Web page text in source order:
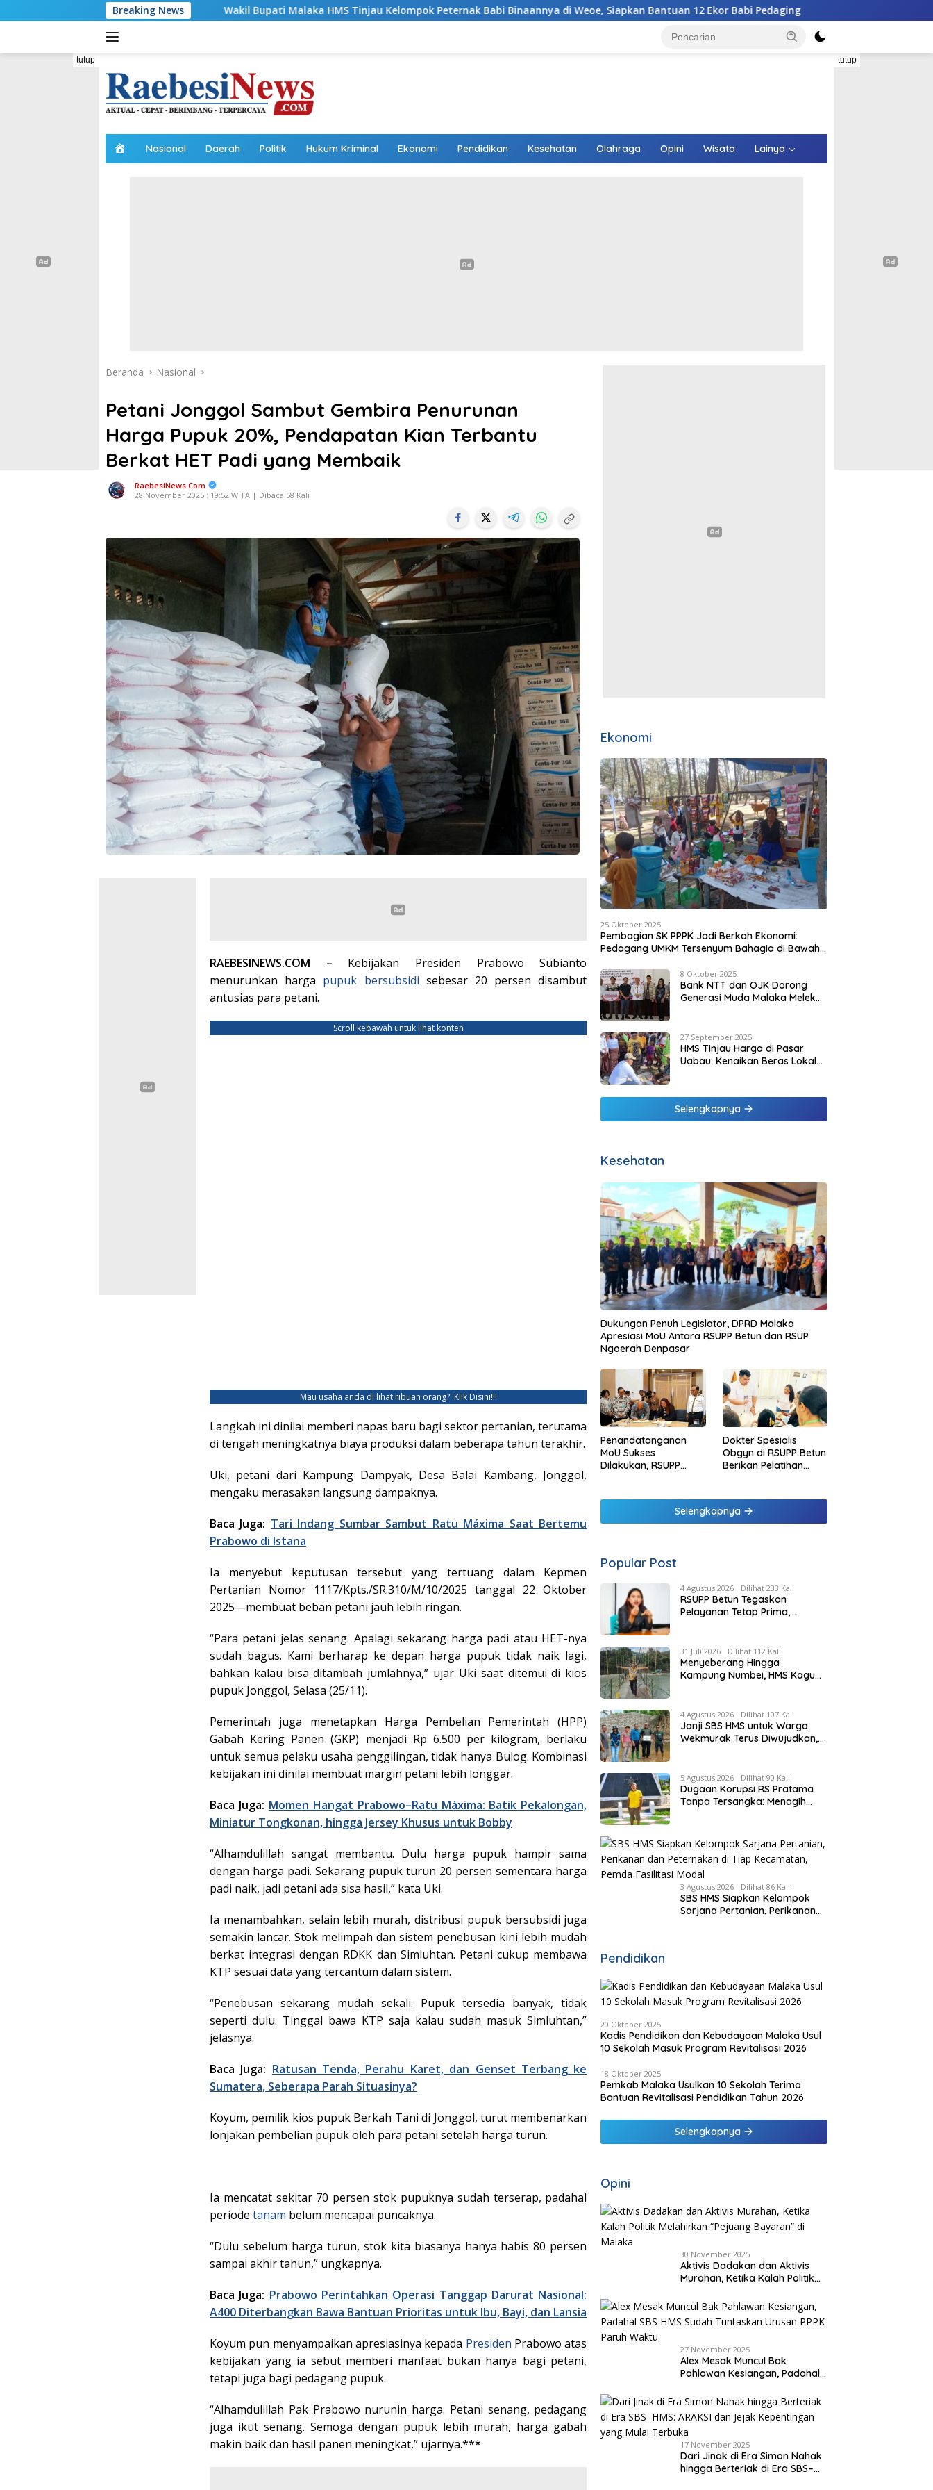
ke
Breaking News
Wakil Bupati Malaka HMS Tinjau Kelompok Peternak Babi Binaannya di Weoe, Siapkan Bantuan 12 Ekor Babi Pedaging RSUPP Betun Gelar Sayembara Desain
tutup tutup
o
Nasional Daerah Politik Hukum Kriminal Ekonomi Pendidikan Kesehatan Olahraga Opini Wisata Lainya
Beranda Nasional
Petani Jonggol Sambut Gembira Penurunan
Harga Pupuk 20%, Pendapatan Kian Terbantu
Berkat HET Padi yang Membaik
RaebesiNews.Com
28 November 2025 : 19:52 WITA | Dibaca 58 Kali
RAEBESINEWS.COM – Kebijakan Presiden Prabowo Subianto
menurunkan harga pupuk bersubsidi sebesar 20 persen disambut
antusias para petani.
Scroll kebawah untuk lihat konten
Mau usaha anda di lihat ribuan orang?Klik Disini!!!
Langkah ini dinilai memberi napas baru bagi sektor pertanian, terutama
di tengah meningkatnya biaya produksi dalam beberapa tahun terakhir.
Uki, petani dari Kampung Dampyak, Desa Balai Kambang, Jonggol,
mengaku merasakan langsung dampaknya.
Baca Juga: Tari Indang Sumbar Sambut Ratu Máxima Saat Bertemu
Prabowo di Istana
Ia menyebut keputusan tersebut yang tertuang dalam Kepmen
Pertanian Nomor 1117/Kpts./SR.310/M/10/2025 tanggal 22 Oktober
2025—membuat beban petani jauh lebih ringan.
“Para petani jelas senang. Apalagi sekarang harga padi atau HET-nya
sudah bagus. Kami berharap ke depan harga pupuk tidak naik lagi,
bahkan kalau bisa ditambah jumlahnya,” ujar Uki saat ditemui di kios
pupuk Jonggol, Selasa (25/11).
Pemerintah juga menetapkan Harga Pembelian Pemerintah (HPP)
Gabah Kering Panen (GKP) menjadi Rp 6.500 per kilogram, berlaku
untuk semua pelaku usaha penggilingan, tidak hanya Bulog. Kombinasi
kebijakan ini dinilai membuat margin petani lebih longgar.
Baca Juga: Momen Hangat Prabowo–Ratu Máxima: Batik Pekalongan,
Miniatur Tongkonan, hingga Jersey Khusus untuk Bobby
“Alhamdulillah sangat membantu. Dulu harga pupuk hampir sama
dengan harga padi. Sekarang pupuk turun 20 persen sementara harga
padi naik, jadi petani ada sisa hasil,” kata Uki.
Ia menambahkan, selain lebih murah, distribusi pupuk bersubsidi juga
semakin lancar. Stok melimpah dan sistem penebusan kini lebih mudah
berkat integrasi dengan RDKK dan Simluhtan. Petani cukup membawa
KTP sesuai data yang tercantum dalam sistem.
“Penebusan sekarang mudah sekali. Pupuk tersedia banyak, tidak
seperti dulu. Tinggal bawa KTP saja kalau sudah masuk Simluhtan,”
jelasnya.
Baca Juga: Ratusan Tenda, Perahu Karet, dan Genset Terbang ke
Sumatera, Seberapa Parah Situasinya?
Koyum, pemilik kios pupuk Berkah Tani di Jonggol, turut membenarkan
lonjakan pembelian pupuk oleh para petani setelah harga turun.
Ia mencatat sekitar 70 persen stok pupuknya sudah terserap, padahal
periode tanam belum mencapai puncaknya.
“Dulu sebelum harga turun, stok kita biasanya hanya habis 80 persen
sampai akhir tahun,” ungkapnya.
Baca Juga: Prabowo Perintahkan Operasi Tanggap Darurat Nasional:
A400 Diterbangkan Bawa Bantuan Prioritas untuk Ibu, Bayi, dan Lansia
Koyum pun menyampaikan apresiasinya kepada Presiden Prabowo atas
kebijakan yang ia sebut memberi manfaat bukan hanya bagi petani,
tetapi juga bagi pedagang pupuk.
“Alhamdulillah Pak Prabowo nurunin harga. Petani senang, pedagang
juga ikut senang. Semoga dengan pupuk lebih murah, harga gabah
makin baik dan hasil panen meningkat,” ujarnya.***
Ekonomi
25 Oktober 2025
Pembagian SK PPPK Jadi Berkah Ekonomi:
Pedagang UMKM Tersenyum Bahagia di Bawah
8 Oktober 2025
Bank NTT dan OJK Dorong
Generasi Muda Malaka Melek
27 September 2025
HMS Tinjau Harga di Pasar
Uabau: Kenaikan Beras Lokal
Selengkapnya
Kesehatan
Dukungan Penuh Legislator, DPRD Malaka
Apresiasi MoU Antara RSUPP Betun dan RSUP
Ngoerah Denpasar
Penandatanganan
MoU Sukses
Dilakukan, RSUPP
Ngoerah
Dokter Spesialis
Obgyn di RSUPP Betun
Berikan Pelatihan
Persalinan Bagi
Tenaga Kesehatan di
Selengkapnya
Popular Post
4 Agustus 2026 Dilihat 233 Kali
RSUPP Betun Tegaskan
Pelayanan Tetap Prima,
Penuhnya ICU RS Tujuan
31 Juli 2026 Dilihat 112 Kali
Menyeberang Hingga
Kampung Numbei, HMS Kagum
Rampung
4 Agustus 2026 Dilihat 107 Kali
Janji SBS HMS untuk Warga
Wekmurak Terus Diwujudkan,
Rp4,57 Miliar
5 Agustus 2026 Dilihat 90 Kali
Dugaan Korupsi RS Pratama
Tanpa Tersangka: Menagih
3 Agustus 2026 Dilihat 86 Kali
SBS HMS Siapkan Kelompok
Sarjana Pertanian, Perikanan
Pendidikan
20 Oktober 2025
Kadis Pendidikan dan Kebudayaan Malaka Usul
10 Sekolah Masuk Program Revitalisasi 2026
18 Oktober 2025
Pemkab Malaka Usulkan 10 Sekolah Terima
Bantuan Revitalisasi Pendidikan Tahun 2026
Selengkapnya
Opini
30 November 2025
Aktivis Dadakan dan Aktivis
Murahan, Ketika Kalah Politik
di Malaka
27 November 2025
Alex Mesak Muncul Bak
Pahlawan Kesiangan, Padahal
Urusan PPPK Paruh Waktu
17 November 2025
Dari Jinak di Era Simon Nahak
hingga Berteriak di Era SBS–